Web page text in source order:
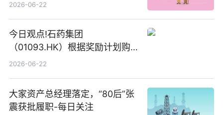
2026-06-22
今日观点!石药集团
（01093.HK）根据奖励计划购
回580万股
2026-06-22
大家资产总经理落定，“80后”张
震获批履职-每日关注